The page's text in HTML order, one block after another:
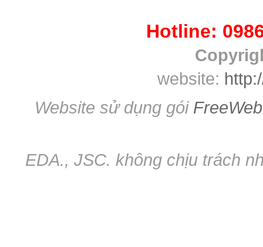
Hotline:
website:
Website sử dụng gói FreeWeb
EDA., JSC. không chịu trách